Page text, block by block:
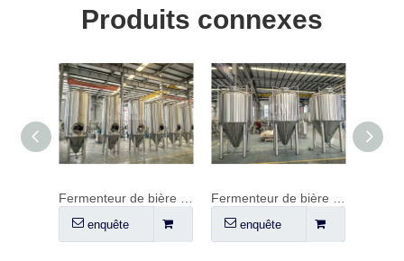
Produits connexes
enquête enquête